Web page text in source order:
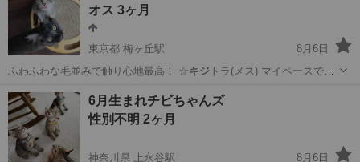
オス 3ヶ月
東京都 梅ヶ丘駅
8月6日
ふわふわな毛並みで触り心地最高！ ☆キジトラ(メス) マイペースで撫
東京 世田谷区 梅ヶ丘駅 仲良し
6月生まれチビちゃんズ
性別不明 2ヶ月
神奈川県 上永谷駅
8月6日